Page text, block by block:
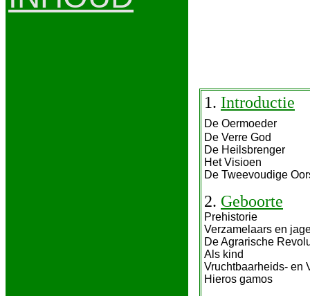
1. Introductie
De Oermoeder
De Verre God
De Heilsbrenger
Het Visioen
De Tweevoudige
2. Geboorte
Prehistorie
Verzamelaars en
De Agrarische
Als kind
Vruchtbaarheids- en
Hieros gamos